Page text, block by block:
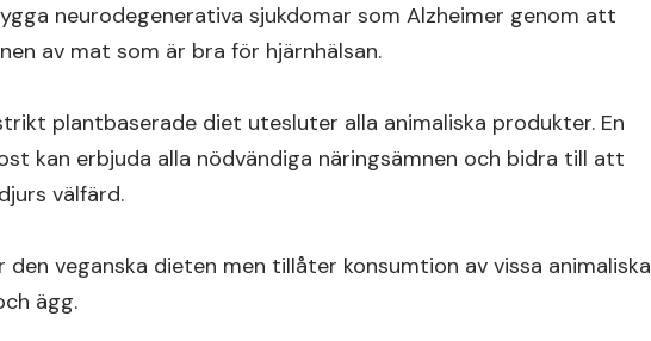
neurodegenerativa sjukdomar som Alzheimer genom att
av mat som är bra för hjärnhälsan.
plantbaserade diet utesluter alla animaliska produkter. En
kan erbjuda alla nödvändiga näringsämnen och bidra till att
välfärd.
den veganska dieten men tillåter konsumtion av vissa animaliska
ägg.